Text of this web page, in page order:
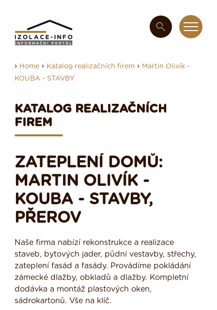
› Home › Katalog realizačních firem › Martin Olivík -
KOUBA - STAVBY
KATALOG REALIZAČNÍCH
FIREM
ZATEPLENÍ DOMŮ:
MARTIN OLIVÍK -
KOUBA - STAVBY,
PŘEROV
Naše firma nabízí rekonstrukce a realizace
staveb, bytových jader, půdní vestavby, střechy,
zateplení fasád a fasády. Provádíme pokládání
zámecké dlažby, obkladů a dlažby. Kompletní
dodávka a montáž plastových oken,
sádrokartonů. Vše na klíč.